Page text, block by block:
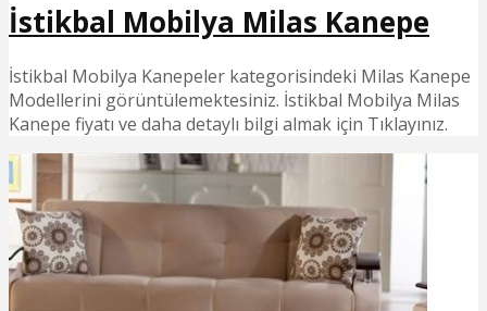
İstikbal Mobilya Milas Kanepe
İstikbal Mobilya Kanepeler kategorisindeki Milas Kanepe
Modellerini görüntülemektesiniz. İstikbal Mobilya Milas
Kanepe fiyatı ve daha detaylı bilgi almak için Tıklayınız.